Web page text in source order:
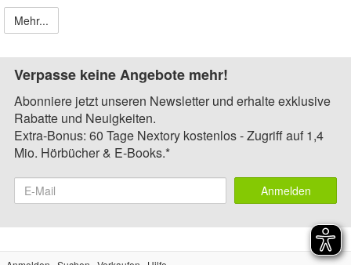
Mehr...
Verpasse keine Angebote mehr!
Abonniere jetzt unseren Newsletter und erhalte exklusive
Rabatte und Neuigkeiten.
Extra-Bonus: 60 Tage Nextory kostenlos - Zugriff auf 1,4
Mio. Hörbücher & E-Books.*
Anmelden